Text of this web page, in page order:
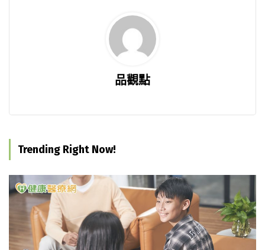
品觀點
Trending Right Now!